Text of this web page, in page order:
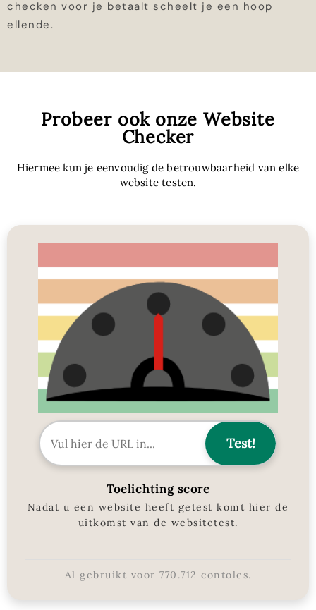
checken voor je betaalt scheelt je een hoop
ellende.
Probeer ook onze Website
Checker
Hiermee kun je eenvoudig de betrouwbaarheid van elke
website testen.
Toelichting score
Nadat u een website heeft getest komt hier de
uitkomst van de websitetest.
Al gebruikt voor 770.712 contoles.